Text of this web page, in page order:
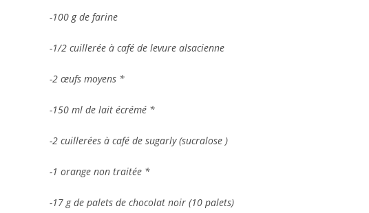
-100 g de farine
-1/2 cuillerée à café de levure alsacienne
-2 œufs moyens *
-150 ml de lait écrémé *
-2 cuillerées à café de sugarly (sucralose )
-1 orange non traitée *
-17 g de palets de chocolat noir (10 palets)